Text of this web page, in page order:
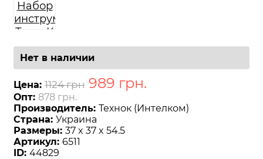
Нет в наличии
Цена: 1124 грн 989 грн.
Опт: 878 грн.
Производитель: Технок (Интелком)
Страна: Украина
Размеры: 37 x 37 x 54.5
Артикул: 6511
ID: 44829